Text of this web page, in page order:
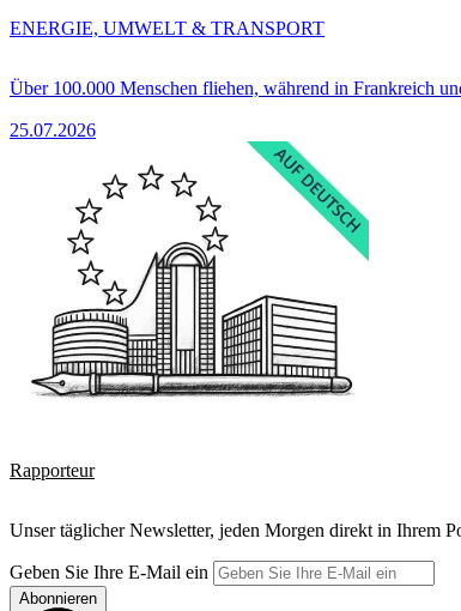
Über 100.000 Menschen fliehen, während in Frankreich
25.07.2026
ENERGIE, UMWELT & TRANSPORT
Rapporteur
Unser täglicher Newsletter, jeden Morgen direkt in Ihrem
Geben Sie Ihre E-Mail ein
Abonnieren